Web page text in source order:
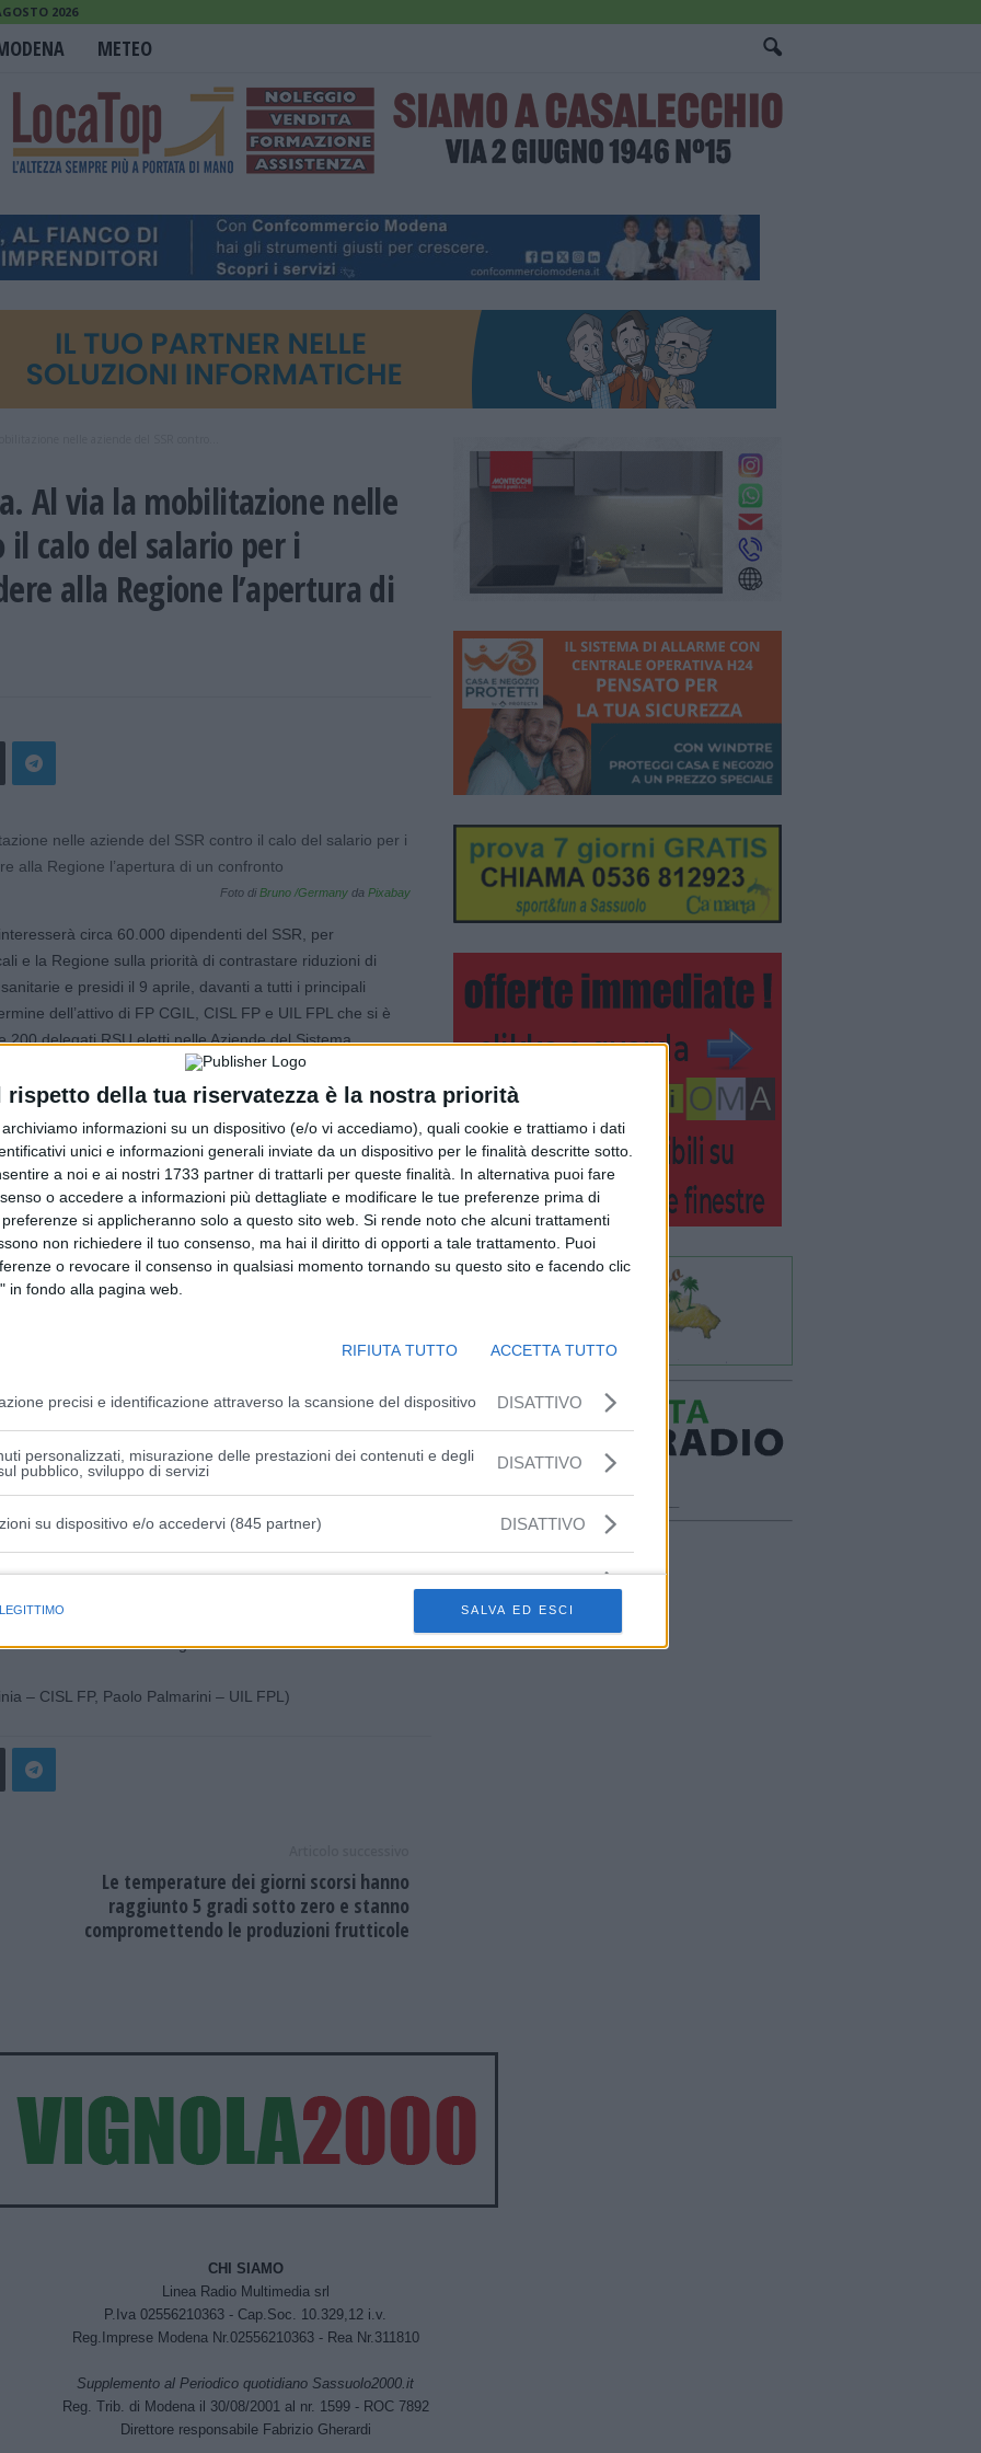
rispetto della tua riservatezza è la nostra priorità
informazioni su un dispositivo (e/o vi accediamo), quali cookie e trattiamo i dati
unici e informazioni generali inviate da un dispositivo per le finalità descritte sotto.
a noi e ai nostri 1733 partner di trattarli per queste finalità. In alternativa puoi fare
o accedere a informazioni più dettagliate e modificare le tue preferenze prima di
si applicheranno solo a questo sito web. Si rende noto che alcuni trattamenti
non richiedere il tuo consenso, ma hai il diritto di opporti a tale trattamento. Puoi
o revocare il consenso in qualsiasi momento tornando su questo sito e facendo clic
in fondo alla pagina web.
RIFIUTA TUTTO ACCETTA TUTTO
precisi e identificazione attraverso la scansione del dispositivo DISATTIVO
personalizzati, misurazione delle prestazioni dei contenuti e degli
pubblico, sviluppo di servizi
DISATTIVO
su dispositivo e/o accedervi (845 partner) DISATTIVO
speciali
SALVA ED ESCI
2026
METEO
Al via la mobilitazione nelle
il calo del salario per i
alla Regione l’apertura di
Foto diBruno /Germanyda Pixabay
circa 60.000 dipendenti del SSR, per
e la Regione sulla priorità di contrastare riduzioni di
e presidi il 9 aprile, davanti a tutti i principali
dell’attivo di FP CGIL, CISL FP e UIL FPL che si è
delegati RSU eletti nelle Aziende del Sistema
la questione della contrattazione integrativa e delle
esigibile.
legate alla crescita di voci di spesa quali ad esempio
all’imprescindibile aumento delle assunzioni stanno
dello stipendio delle dipendenti e dei dipendenti del
e dai limiti imposti dalle leggi e fortemente voluti negli
Finanza.
le esigenze (sia dal punto di vista qualitativo
dell’emergenza Coronavirus, certe aziende
aziendale (ad esempio la quota di
in ogni caso impossibile dare il via a percorsi di
oggi vanno riconosciuti senza se e senza ma a tutti
valore aggiunto del nostro sistema sanitario.
calo dello stipendio e vogliamo, con questo percorso di
una rivendicazione che interessi la politica e le
fino ad arrivare alla Regione, in funzione del suo ruolo
Attraverso una raccolta firme nelle aziende,
Conferenze Territoriali Socio Sanitarie e ai
all’Assessore alla Sanità per rivendicare
integrativa lo strumento per gestire
centrale per la valorizzazione dell’impegno degli
Servizio Sanitario Regionale.
– CISL FP, Paolo Palmarini – UIL FPL)
Le temperature dei giorni scorsi hanno
raggiunto 5 gradi sotto zero e stanno
compromettendo le produzioni frutticole
ora in onda
________________
CHI SIAMO
Linea Radio Multimedia srl
P.Iva 02556210363 - Cap.Soc. 10.329,12 i.v.
Reg.Imprese Modena Nr.02556210363 - Rea Nr.311810
Supplemento al Periodico quotidiano Sassuolo2000.it
Reg. Trib. di Modena il 30/08/2001 al nr. 1599 - ROC 7892
Direttore responsabile Fabrizio Gherardi